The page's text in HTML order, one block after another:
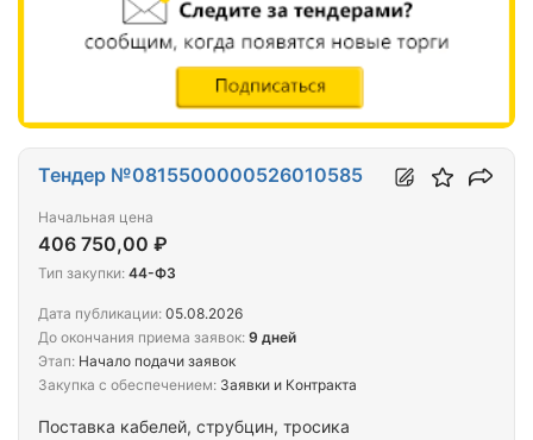
Поставка кабелей, струбцин, тросика
Тендер №0815500000526010585
Начальная цена
406 750,00 ₽
Тип закупки: 44-ФЗ
Дата публикации: 05.08.2026
До окончания приема заявок: 9 дней
Этап: Начало подачи заявок
Закупка с обеспечением: Заявки и Контракта